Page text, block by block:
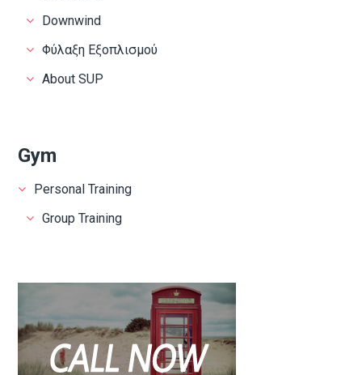
Downwind
Φύλαξη Εξοπλισμού
About SUP
Gym
Personal Training
Group Training